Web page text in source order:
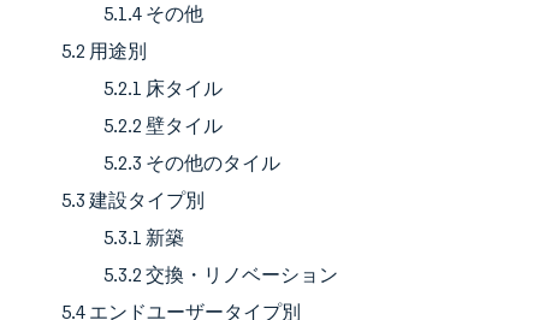
5.1.4 その他
5.2 用途別
5.2.1 床タイル
5.2.2 壁タイル
5.2.3 その他のタイル
5.3 建設タイプ別
5.3.1 新築
5.3.2 交換・リノベーション
5.4 エンドユーザータイプ別